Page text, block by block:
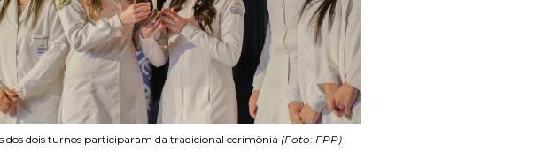
dos dois turnos participaram da tradicional cerimônia (Foto: FPP)